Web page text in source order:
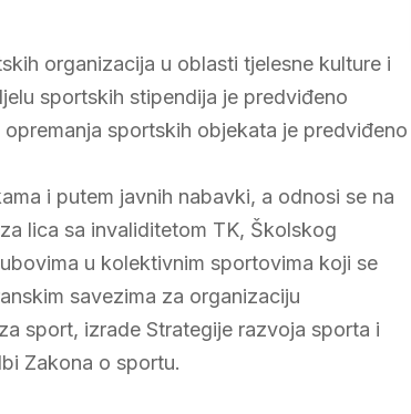
organizacija u oblasti tjelesne kulture i
sportskih stipendija je predviđeno
sportskih objekata je predviđeno
i putem javnih nabavki, a odnosi se na
lica sa invaliditetom TK, Školskog
u kolektivnim sportovima koji se
savezima za organizaciju
sport, izrade Strategije razvoja sporta i
Zakona o sportu.